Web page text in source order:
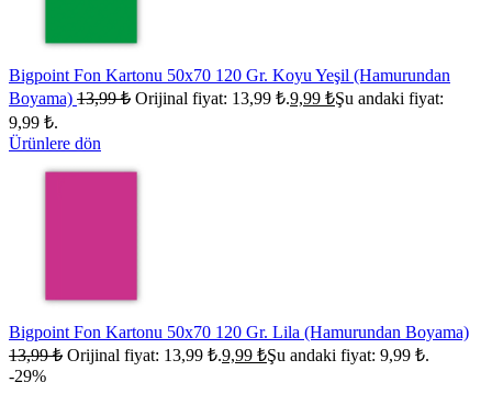
Bigpoint Fon Kartonu 50x70 120 Gr. Koyu Yeşil (Hamurundan
Boyama) 13,99₺ Orijinal fiyat: 13,99 ₺.9,99 ₺Şu andaki fiyat:
9,99 ₺.
Ürünlere dön
Bigpoint Fon Kartonu 50x70 120 Gr. Lila (Hamurundan Boyama)
13,99₺ Orijinal fiyat: 13,99 ₺.9,99 ₺Şu andaki fiyat: 9,99 ₺.
-29%